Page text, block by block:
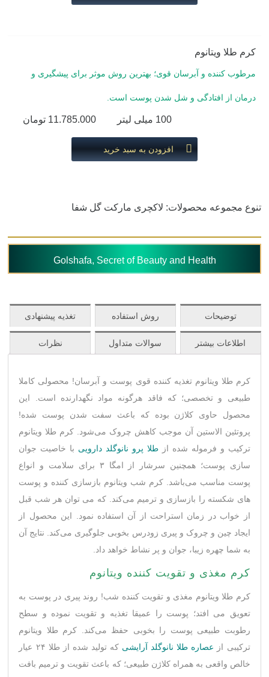
کرم طلا ویتانوم
مرطوب کننده و آبرسان قوی؛ بهترین روش موثر برای پیشگیری و
درمان از افتادگی و شل شدن پوست است.
100 میلی لیتر 11.785.000 تومان
افزودن به سبد خرید
تنوع مجموعه محصولات: لاکچری مارکت گل شفا
Golshafa, Secret of Beauty and Health
توضیحات روش استفاده تغذیه پیشنهادی
اطلاعات بیشتر سوالات متداول نظرات
کرم طلا ویتانوم تغذیه کننده قوی پوست و آبرسان! محصولی کاملا
طبیعی و تخصصی؛ که فاقد هرگونه مواد نگهدارنده است. این
محصول حاوی کلاژن بوده که باعث سفت شدن پوست شده!
پروتئین الاستین آن موجب کاهش چروک می‌شود. کرم طلا ویتانوم
ترکیب و فرموله شده ازطلا پرو نانوگلد دارویی با خاصیت جوان
سازی پوست؛ همچنین سرشار از امگا ۳ برای سلامت و انواع
پوست مناسب می‌باشد. کرم شب ویتانوم بازسازی کننده و پوست
های شكسته را بازسازی و ترميم می‌کند. که می توان هر شب قبل
از خواب در زمان استراحت از آن استفاده نمود. این محصول از
ایجاد چین و چروک و پیری زودرس بخوبی جلوگیری می‌کند. نتایج آن
به شما چهره زیبا، جوان و پر نشاط خواهد داد.
کرم مغذی و تقویت کننده ویتانوم
کرم طلا ویتانوم مغذی و تقویت کننده شب! روند پیری در پوست به
تعویق می افتد؛ پوست را عمیقا تغذیه و تقویت نموده و سطح
رطوبت طبیعی پوست را بخوبی حفظ می‌کند‏.‏ کرم طلا ویتانوم
ترکیبی از عصاره طلا نانوگلد آرایشی
که تولید شده از طلا ۲۴ عیار
خالص واقعی به همراه کلاژن طبیعی؛ که باعث تقویت و ترمیم بافت